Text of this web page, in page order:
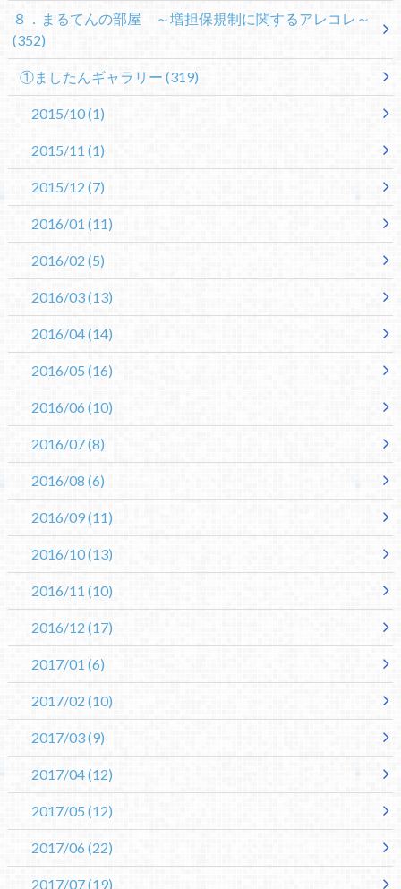
８．まるてんの部屋 ～増担保規制に関するアレコレ～
(352)
①ましたんギャラリー (319)
2015/10(1)
2015/11 (1)
2015/12 (7)
2016/01 (11)
2016/02 (5)
2016/03(13)
2016/04(14)
2016/05(16)
2016/06(10)
2016/07(8)
2016/08 (6)
2016/09(11)
2016/10(13)
2016/11 (10)
2016/12 (17)
2017/01 (6)
2017/02 (10)
2017/03(9)
2017/04(12)
2017/05(12)
2017/06(22)
2017/07(19)